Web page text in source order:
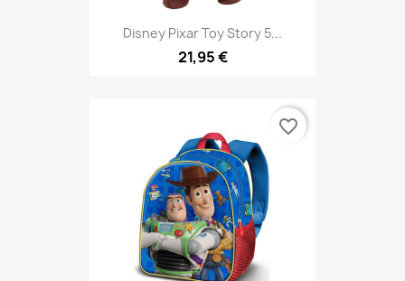
Disney Pixar Toy Story 5...
21,95 €
favorite_border